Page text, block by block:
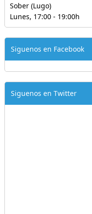
Sober (Lugo)
Lunes, 17:00 - 19:00h
Siguenos en Facebook
Siguenos en Twitter